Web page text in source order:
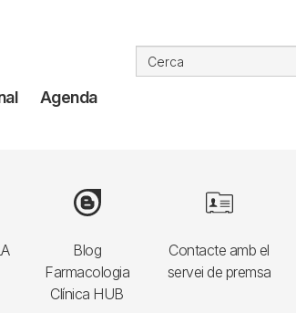
Agenda
Blog
Farmacologia
Clínica HUB
Image
Contacte amb el
servei de premsa
Image